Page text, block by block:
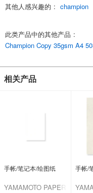
其他人感兴趣的 : champion
此类产品中的其他产品 :
Champion Copy 35gsm A4
相关产品
手帐/笔记本/绘图纸
YAMAMOTO PAPER
手帐/